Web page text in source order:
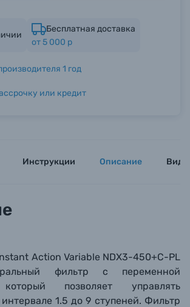
(Комиссионные товары)
Бесплатная доставка
от 5 000 р
1 год
или кредит
Инструкции Описание
nstant Action Variable NDX3-450+C-PL
фильтр с переменной
позволяет управлять
1.5 до 9 ступеней. Фильтр